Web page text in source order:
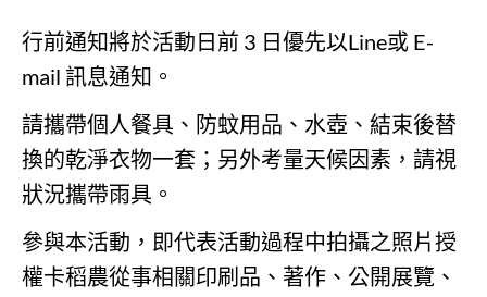
行前通知將於活動日前 3 日優先以Line或 E-
mail 訊息通知。
請攜帶個人餐具、防蚊用品、水壺、結束後替
換的乾淨衣物一套；另外考量天候因素，請視
狀況攜帶雨具。
參與本活動，即代表活動過程中拍攝之照片授
權卡稻農從事相關印刷品、著作、公開展覽、